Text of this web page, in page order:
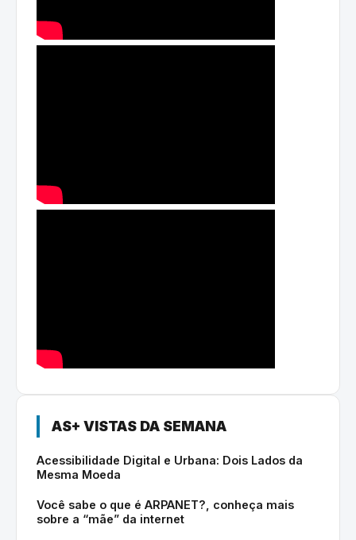
AS+ VISTAS DA SEMANA
Acessibilidade Digital e Urbana: Dois Lados da
Mesma Moeda
Você sabe o que é ARPANET?, conheça mais
sobre a “mãe” da internet